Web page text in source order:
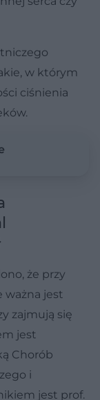
w którym
ciśnienia
że przy
ważna jest
zajmują się
jest
Chorób
i
jest prof.